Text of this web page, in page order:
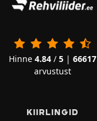
Hinne 4.84/ 5| 66617
arvustust
KIIRLINGID